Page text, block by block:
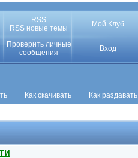
RSS
RSS новые темы
Мой Клуб
Проверить личные
сообщения
Вход
Как скачивать Как раздавать